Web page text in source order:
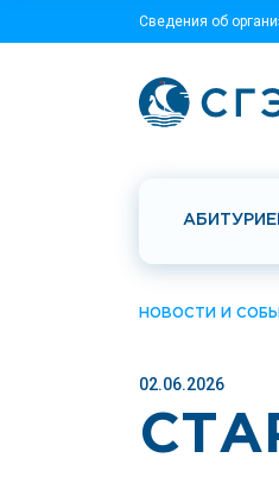
Сведения об
НОВОСТИ И
02.06.2026